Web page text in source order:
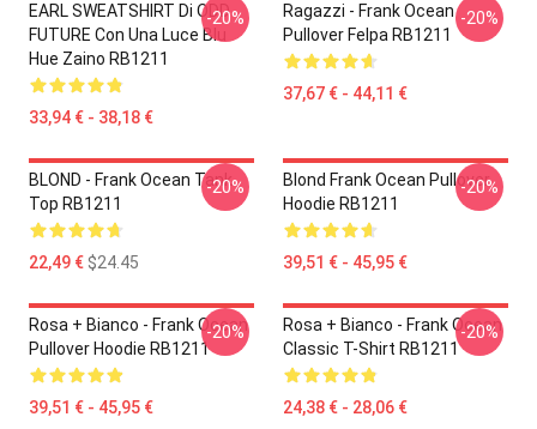
EARL SWEATSHIRT Di ODD
FUTURE Con Una Luce Blu
Hue Zaino RB1211
33,94 € - 38,18 €
-20%
Ragazzi - Frank Ocean
Pullover Felpa RB1211
37,67 € - 44,11 €
-20%
BLOND - Frank Ocean Tank
Top RB1211
22,49 €$24.45
-20%
Blond Frank Ocean Pullover
Hoodie RB1211
39,51 € - 45,95 €
-20%
Rosa + Bianco - Frank Ocean
Pullover Hoodie RB1211
39,51 € - 45,95 €
-20%
Rosa + Bianco - Frank Ocean
Classic T-Shirt RB1211
24,38 € - 28,06 €
-20%